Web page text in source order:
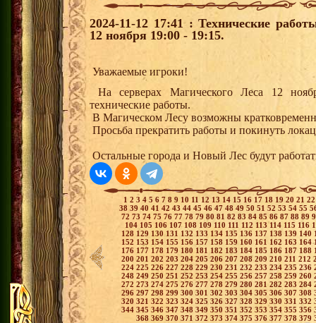
2024-11-12 17:41 : Технические
12 ноября 19:00 - 19:15.
Уважаемые игроки!
На серверах Магического Леса 12
технические работы.
В Магическом Лесу возможны
Просьба прекратить работы и покинуть
Остальные города и Новый Лес будут
1 2 3 4 5 6 7 8 9 10 11 12 13 14 15 16 17 18 19 20 21
38 39 40 41 42 43 44 45 46 47 48 49 50 51 52 53 54 55
72 73 74 75 76 77 78 79 80 81 82 83 84 85 86 87 88 89
104 105 106 107 108 109 110 111 112 113114 115 116
128 129 130 131 132 133 134 135 136 137 138 139 140
152 153 154 155 156 157 158 159 160 161 162 163 164
176 177 178 179 180 181 182 183 184 185 186 187 188
200 201 202 203 204 205206 207 208 209 210 211 212
224 225 226 227 228 229 230 231 232 233 234 235 236
248 249 250 251 252 253 254 255 256 257 258 259 260
272 273 274 275 276 277 278 279 280 281 282 283 284
296 297 298 299 300 301 302 303 304 305 306 307 308
320 321 322 323 324 325 326 327 328 329 330 331 332
344 345 346 347 348 349 350 351 352 353 354 355 356
368 369 370 371 372 373 374 375 376 377 378 379